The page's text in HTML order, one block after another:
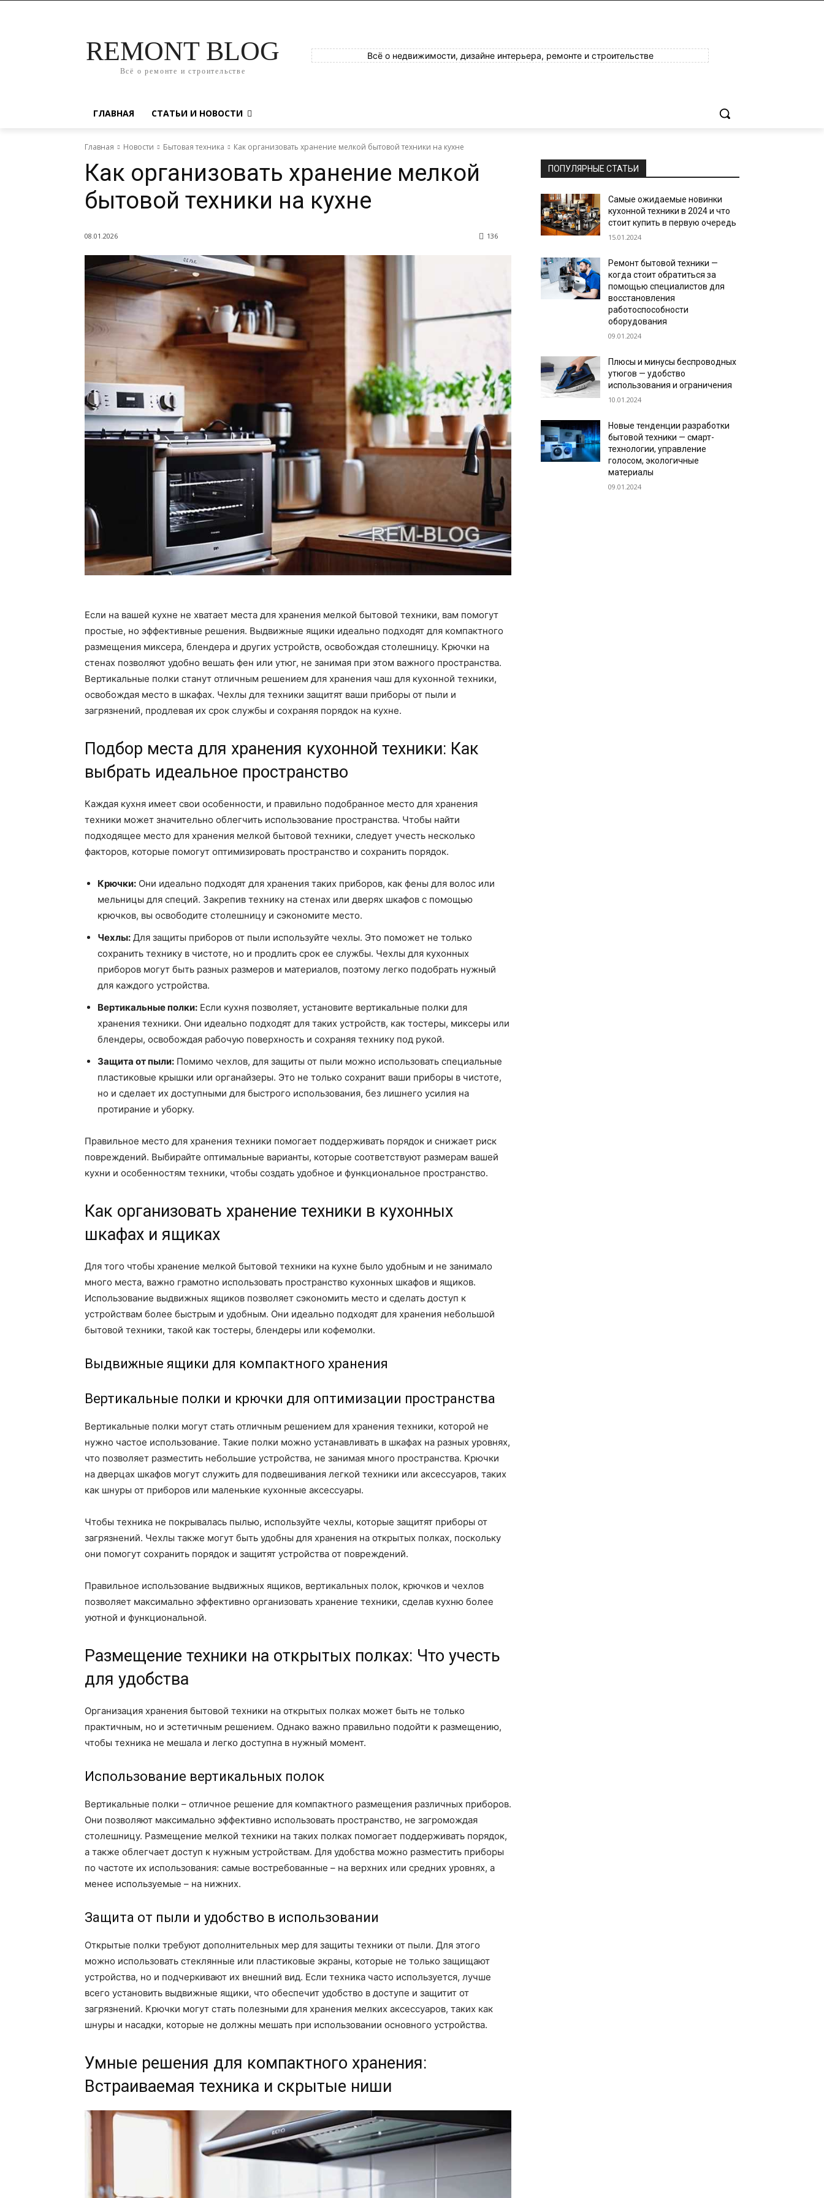
REMONT BLOG
Всё о ремонте и строительстве
Всё о недвижимости, дизайне интерьера, ремонте и строительстве
ГЛАВНАЯ СТАТЬИ И НОВОСТИ
Главная Новости Бытовая техника Как организовать хранение мелкой бытовой техники на кухне
Как организовать хранение мелкой
бытовой техники на кухне
08.01.2026 136
Если на вашей кухне не хватает места для хранения мелкой бытовой техники, вам помогут
простые, но эффективные решения. Выдвижные ящики идеально подходят для компактного
размещения миксера, блендера и других устройств, освобождая столешницу. Крючки на
стенах позволяют удобно вешать фен или утюг, не занимая при этом важного пространства.
Вертикальные полки станут отличным решением для хранения чаш для кухонной техники,
освобождая место в шкафах. Чехлы для техники защитят ваши приборы от пыли и
загрязнений, продлевая их срок службы и сохраняя порядок на кухне.
Подбор места для хранения кухонной техники: Как
выбрать идеальное пространство
Каждая кухня имеет свои особенности, и правильно подобранное место для хранения
техники может значительно облегчить использование пространства. Чтобы найти
подходящее место для хранения мелкой бытовой техники, следует учесть несколько
факторов, которые помогут оптимизировать пространство и сохранить порядок.
Крючки: Они идеально подходят для хранения таких приборов, как фены для волос или
мельницы для специй. Закрепив технику на стенах или дверях шкафов с помощью
крючков, вы освободите столешницу и сэкономите место.
Чехлы: Для защиты приборов от пыли используйте чехлы. Это поможет не только
сохранить технику в чистоте, но и продлить срок ее службы. Чехлы для кухонных
приборов могут быть разных размеров и материалов, поэтому легко подобрать нужный
для каждого устройства.
Вертикальные полки: Если кухня позволяет, установите вертикальные полки для
хранения техники. Они идеально подходят для таких устройств, как тостеры, миксеры или
блендеры, освобождая рабочую поверхность и сохраняя технику под рукой.
Защита от пыли: Помимо чехлов, для защиты от пыли можно использовать специальные
пластиковые крышки или органайзеры. Это не только сохранит ваши приборы в чистоте,
но и сделает их доступными для быстрого использования, без лишнего усилия на
протирание и уборку.
Правильное место для хранения техники помогает поддерживать порядок и снижает риск
повреждений. Выбирайте оптимальные варианты, которые соответствуют размерам вашей
кухни и особенностям техники, чтобы создать удобное и функциональное пространство.
Как организовать хранение техники в кухонных
шкафах и ящиках
Для того чтобы хранение мелкой бытовой техники на кухне было удобным и не занимало
много места, важно грамотно использовать пространство кухонных шкафов и ящиков.
Использование выдвижных ящиков позволяет сэкономить место и сделать доступ к
устройствам более быстрым и удобным. Они идеально подходят для хранения небольшой
бытовой техники, такой как тостеры, блендеры или кофемолки.
Выдвижные ящики для компактного хранения
Вертикальные полки и крючки для оптимизации пространства
Вертикальные полки могут стать отличным решением для хранения техники, которой не
нужно частое использование. Такие полки можно устанавливать в шкафах на разных уровнях,
что позволяет разместить небольшие устройства, не занимая много пространства. Крючки
на дверцах шкафов могут служить для подвешивания легкой техники или аксессуаров, таких
как шнуры от приборов или маленькие кухонные аксессуары.
Чтобы техника не покрывалась пылью, используйте чехлы, которые защитят приборы от
загрязнений. Чехлы также могут быть удобны для хранения на открытых полках, поскольку
они помогут сохранить порядок и защитят устройства от повреждений.
Правильное использование выдвижных ящиков, вертикальных полок, крючков и чехлов
позволяет максимально эффективно организовать хранение техники, сделав кухню более
уютной и функциональной.
Размещение техники на открытых полках: Что учесть
для удобства
Организация хранения бытовой техники на открытых полках может быть не только
практичным, но и эстетичным решением. Однако важно правильно подойти к размещению,
чтобы техника не мешала и легко доступна в нужный момент.
Использование вертикальных полок
Вертикальные полки – отличное решение для компактного размещения различных приборов.
Они позволяют максимально эффективно использовать пространство, не загромождая
столешницу. Размещение мелкой техники на таких полках помогает поддерживать порядок,
а также облегчает доступ к нужным устройствам. Для удобства можно разместить приборы
по частоте их использования: самые востребованные – на верхних или средних уровнях, а
менее используемые – на нижних.
Защита от пыли и удобство в использовании
Открытые полки требуют дополнительных мер для защиты техники от пыли. Для этого
можно использовать стеклянные или пластиковые экраны, которые не только защищают
устройства, но и подчеркивают их внешний вид. Если техника часто используется, лучше
всего установить выдвижные ящики, что обеспечит удобство в доступе и защитит от
загрязнений. Крючки могут стать полезными для хранения мелких аксессуаров, таких как
шнуры и насадки, которые не должны мешать при использовании основного устройства.
Умные решения для компактного хранения:
Встраиваемая техника и скрытые ниши
ПОПУЛЯРНЫЕ СТАТЬИ
Самые ожидаемые новинки
кухонной техники в 2024 и что
стоит купить в первую очередь
15.01.2024
Ремонт бытовой техники —
когда стоит обратиться за
помощью специалистов для
восстановления
работоспособности
оборудования
09.01.2024
Плюсы и минусы беспроводных
утюгов — удобство
использования и ограничения
10.01.2024
Новые тенденции разработки
бытовой техники — смарт-
технологии, управление
голосом, экологичные
материалы
09.01.2024